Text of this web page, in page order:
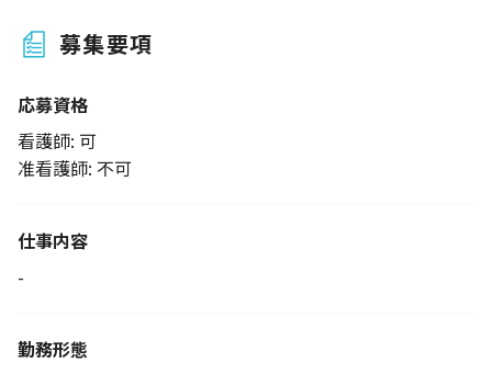
募集要項
応募資格
看護師: 可
准看護師: 不可
仕事内容
-
勤務形態